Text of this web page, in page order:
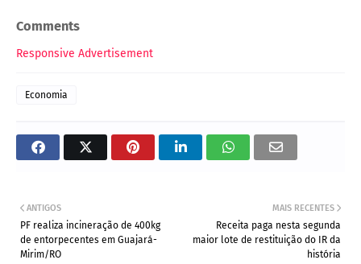
Comments
Responsive Advertisement
Economia
MAIS RECENTES
Receita paga nesta segunda
maior lote de restituição do IR da
história
ANTIGOS
PF realiza incineração de 400kg
de entorpecentes em Guajará-
Mirim/RO